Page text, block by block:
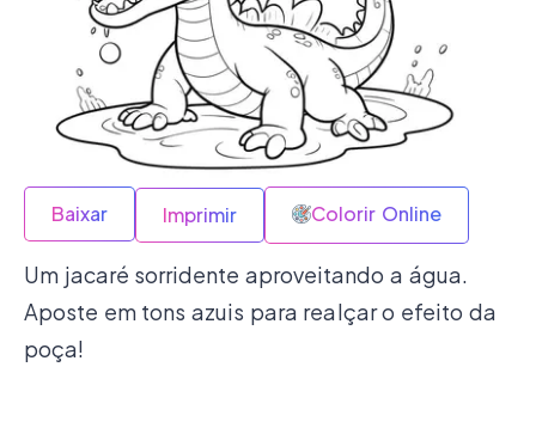
Baixar Imprimir Colorir Online
Um jacaré sorridente aproveitando a água.
Aposte em tons azuis para realçar o efeito da
poça!